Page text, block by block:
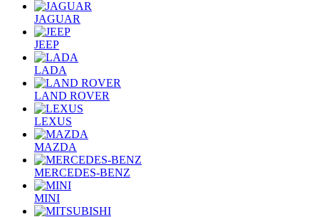
JAGUAR
JEEP
LADA
LAND ROVER
LEXUS
MAZDA
MERCEDES-BENZ
MINI